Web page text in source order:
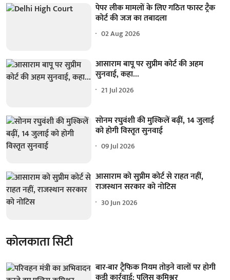
पेपर लीक मामलों के लिए गठित फास्ट ट्रैक
कोर्ट की जज का तबादला
02 Aug 2026
आसाराम बापू पर सुप्रीम कोर्ट की अहम
सुनवाई, कहा...
21 Jul 2026
सोनम रघुवंशी की मुश्किलें बढ़ीं, 14 जुलाई
को होगी विस्तृत सुनवाई
09 Jul 2026
आसाराम को सुप्रीम कोर्ट से राहत नहीं,
राजस्थान सरकार को नोटिस
30 Jun 2026
कोलकाता सिटी
बार-बार ट्रैफिक नियम तोड़ने वालों पर होगी